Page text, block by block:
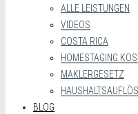
ALLE LEISTUNGEN
VIDEOS
COSTA RICA
HOMESTAGING
MAKLERGESETZ
BLOG